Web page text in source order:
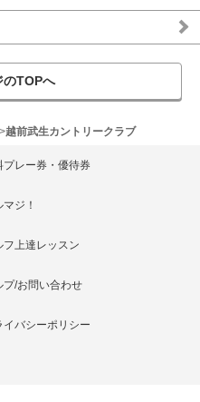
のTOPへ
越前武生カントリークラブ
プレー券・優待券
マジ！
フ上達レッスン
プ/お問い合わせ
イバシーポリシー